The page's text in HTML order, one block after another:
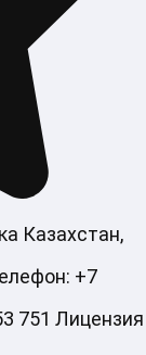
Казахстан,
+7
751 Лицензия